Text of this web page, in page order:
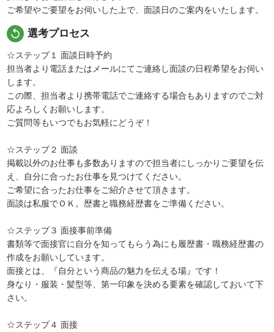
ご希望やご要望をお伺いした上で、面談日のご案内をいたします。
replay 選考プロセス
☆ステップ１ 面談日時予約
担当者より電話またはメールにてご連絡し面談の日程希望をお伺い
します。
この際、担当者より携帯電話でご連絡する場合もありますのでご対
応よろしくお願いします。
ご質問等もいつでもお気軽にどうぞ！
☆ステップ２ 面談
掲載以外のお仕事も多数ありますので担当者にしっかりご要望を伝
え、自分に合ったお仕事を見つけてください。
ご希望に合ったお仕事をご紹介させて頂きます。
面談は私服でＯＫ。歴書と職務経歴書をご準備ください。
☆ステップ３ 面接事前準備
書類等で面接官に自分を知ってもらう為にも履歴書・職務経歴書の
作成をお願いしています。
面接とは、『自分という商品の魅力を伝える場』です！
身なり・服装・髪型等、第一印象を決める要素を確認しておいて下
さい。
☆ステップ４ 面接